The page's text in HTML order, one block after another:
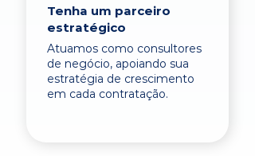
Tenha um parceiro
estratégico
Atuamos como consultores
de negócio, apoiando sua
estratégia de crescimento
em cada contratação.